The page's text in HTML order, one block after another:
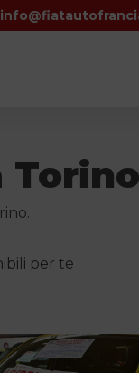
Torino
per te